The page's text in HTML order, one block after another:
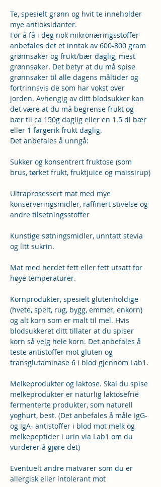
Te, spesielt grønn og hvit te inneholder
mye antioksidanter.
For å få i deg nok mikronæringsstoffer
anbefales det et inntak av 600-800 gram
grønnsaker og frukt/bær daglig, mest
grønnsaker. Det betyr at du må spise
grønnsaker til alle dagens måltider og
fortrinnsvis de som har vokst over
jorden. Avhengig av ditt blodsukker kan
det være at du må begrense frukt og
bær til ca 150g daglig eller en 1.5 dl bær
eller 1 fargerik frukt daglig.
Det anbefales å unngå:
Sukker og konsentrert fruktose (som
brus, tørket frukt, fruktjuice og maissirup)
Ultraprosessert mat med mye
konserveringsmidler, raffinert stivelse og
andre tilsetningsstoffer
Kunstige søtningsmidler, unntatt stevia
og litt sukrin.
Mat med herdet fett eller fett utsatt for
høye temperaturer.
Kornprodukter, spesielt glutenholdige
(hvete, spelt, rug, bygg, emmer, enkorn)
og alt korn som er malt til mel. Hvis
blodsukkeret ditt tillater at du spiser
korn så velg hele korn. Det anbefales å
teste antistoffer mot gluten og
transglutaminase 6 i blod gjennom Lab1.
Melkeprodukter og laktose. Skal du spise
melkeprodukter er naturlig laktosefrie
fermenterte produkter, som naturell
yoghurt, best. (Det anbefales å måle IgG-
og IgA- antistoffer i blod mot melk og
melkepeptider i urin via Lab1 om du
vurderer å gjøre det)
Eventuelt andre matvarer som du er
allergisk eller intolerant mot